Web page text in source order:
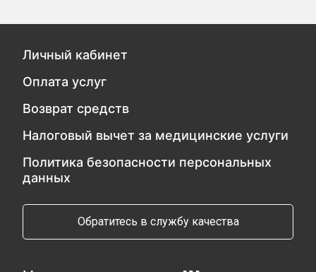
Личный кабинет
Оплата услуг
Возврат средств
Налоговый вычет за медицинские услуги
Политика безопасности персональных
данных
Обратитесь в службу качества